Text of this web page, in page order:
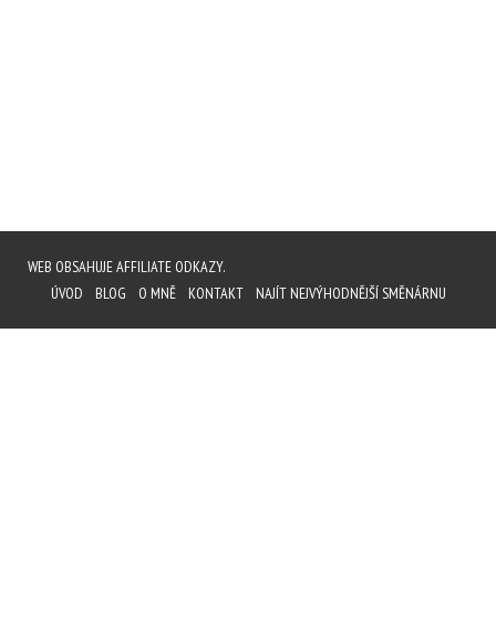
WEB OBSAHUJE AFFILIATE ODKAZY.
ÚVOD
BLOG O MNĚ KONTAKT NAJÍT NEJVÝHODNĚJŠÍ SMĚNÁRNU